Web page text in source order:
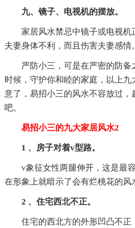
九、镜子、电视机的摆放。
家居风水禁忌中镜子或电视
夫妻身体不利，而且伤害夫妻感情。
严防小三，可是在严密的防备
时候，守护你和睦的家庭，以上九
意了，易招小三的风水不容放过
吧。
易招小三的九大家居风水2
1 、房子对着v型路。
v象征女性两腿伸开，这是最
在形象上就暗示了会有烂桃花的风
2 、住宅西北不正。
住宅的西北方的外形凹凸不正